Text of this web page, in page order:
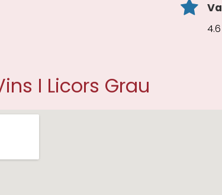
I Licors Grau